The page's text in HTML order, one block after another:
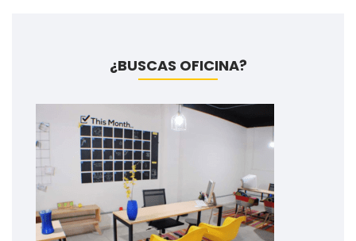
¿BUSCAS OFICINA?